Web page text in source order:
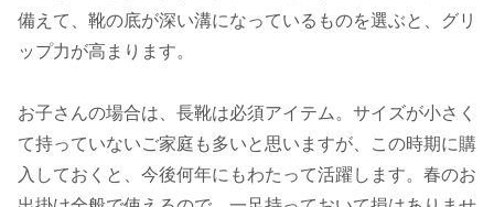
備えて、靴の底が深い溝になっているものを選ぶと、グリ
ップ力が高まります。
お子さんの場合は、長靴は必須アイテム。サイズが小さく
て持っていないご家庭も多いと思いますが、この時期に購
入しておくと、今後何年にもわたって活躍します。春のお